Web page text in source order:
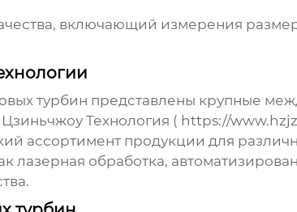
включающий измерения
турбин представлены крупные
Технология ( https://
ассортимент продукции для
лазерная обработка,